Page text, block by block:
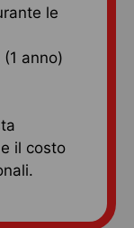
le
anno)
il costo